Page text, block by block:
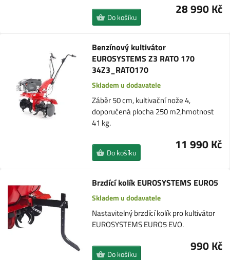
28 990 Kč
Do košíku
Benzínový kultivátor
EUROSYSTEMS Z3 RATO 170
34Z3_RATO170
Skladem u dodavatele
Záběr 50 cm, kultivační nože 4,
doporučená plocha 250 m2,hmotnost
41 kg.
11 990 Kč
Do košíku
Brzdící kolík EUROSYSTEMS EURO5
Skladem u dodavatele
Nastavitelný brzdící kolík pro kultivátor
EUROSYSTEMS EURO5 EVO.
990 Kč
Do košíku